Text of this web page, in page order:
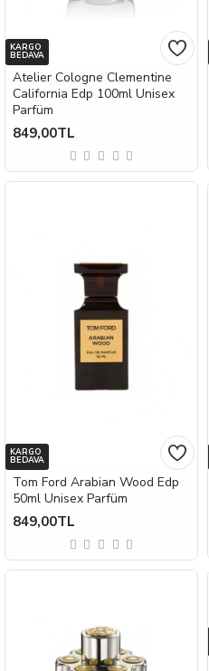
KARGO
BEDAVA
Atelier Cologne Clementine
California Edp 100ml Unisex
Parfüm
849,00TL
KARGO
BEDAVA
Tom Ford Arabian Wood Edp
50ml Unisex Parfüm
849,00TL